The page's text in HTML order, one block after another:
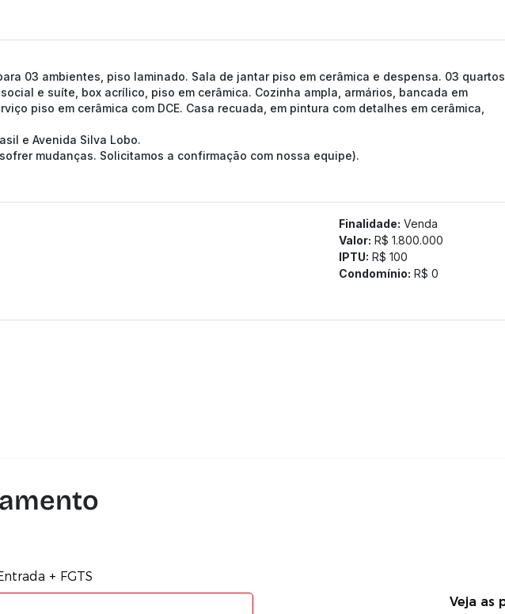
03 ambientes, piso laminado. Sala de jantar piso em cerâmica e despensa. 03 quartos,
e suíte, box acrílico, piso em cerâmica. Cozinha ampla, armários, bancada em
piso em cerâmica com DCE. Casa recuada, em pintura com detalhes em cerâmica,
e Avenida Silva Lobo.
mudanças. Solicitamos a confirmação com nossa equipe).
Finalidade: Venda
Valor: R$ 1.800.000
IPTU: R$ 100
Condomínio: R$ 0